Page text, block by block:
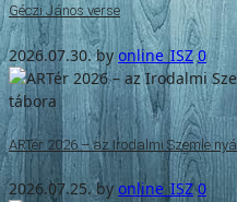
Géczi János verse
2026.07.30. by online_ISZ 0
ARTér 2026 – az Irodalmi Szemle
2026.07.25. by online_ISZ 0